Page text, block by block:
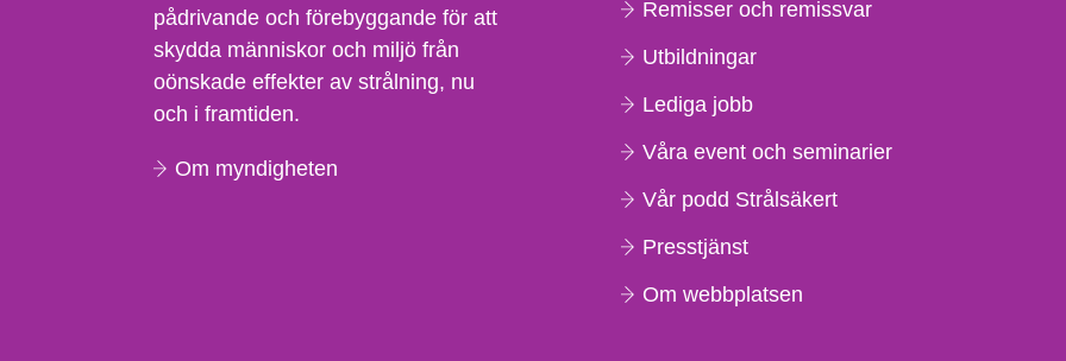
pådrivande och förebyggande för att
skydda människor och miljö från
oönskade effekter av strålning, nu
och i framtiden.
Om myndigheten
Remisser och remissvar
Utbildningar
Lediga jobb
Våra event och seminarier
Vår podd Strålsäkert
Presstjänst
Om webbplatsen